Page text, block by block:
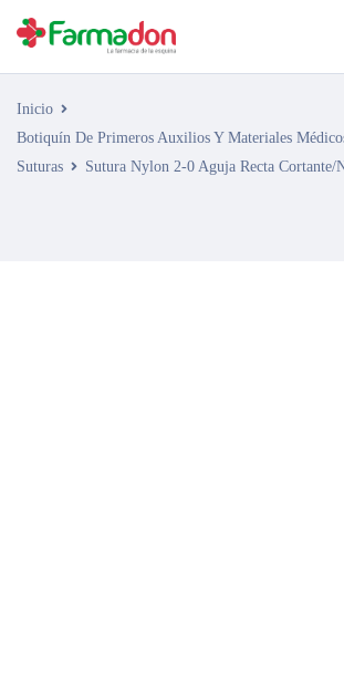
Inicio
Botiquín De Primeros Auxilios Y Materiales
Suturas
Sutura Nylon 2-0 Aguja Recta Cortante/